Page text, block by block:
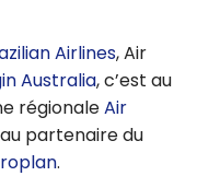
Airlines, Air
Australia, c’est au
régionaleAir
partenaire du
.